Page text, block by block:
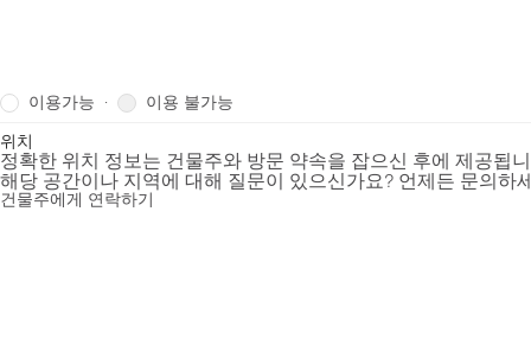
이용가능 · 이용 불가능
위치
정확한 위치 정보는 건물주와 방문 약속을 잡으신 후에 제공됩
해당 공간이나 지역에 대해 질문이 있으신가요? 언제든 문의하
건물주에게 연락하기